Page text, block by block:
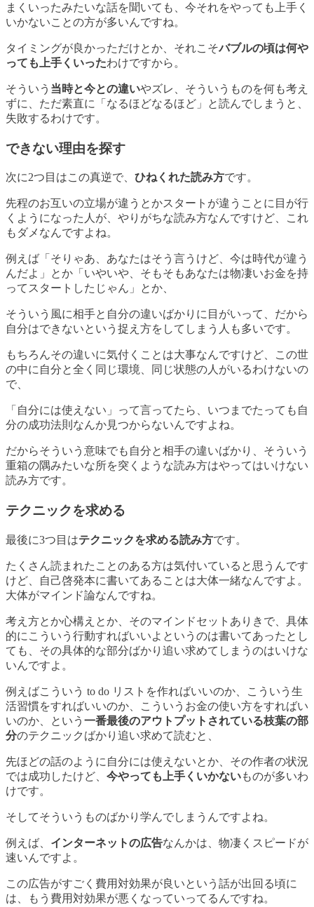
まくいったみたいな話を聞いても、 今それをやっても上手く
いかないことの方が多いんですね。
タイミングが良かっただけとか、それこそバブルの頃は何や
っても上手くいったわけですから。
そういう 当時と今との違いやズレ、そういうものを何も考え
ずに、ただ素直に「なるほどなるほど」と読んでしまうと、
失敗するわけです。
できない理由を探す
次に2つ目はこの真逆で、 ひねくれた読み方です。
先程のお互いの立場が違うとかスタートが違うことに目が行
くようになった人が、やりがちな読み方なんですけど、これ
もダメなんですよね。
例えば「そりゃあ、あなたはそう言うけど、今は時代が違う
んだよ」とか「いやいや、そもそもあなたは物凄いお金を持
ってスタートしたじゃん」とか、
そういう風に相手と自分の違いばかりに目がいって
、だから
自分はできないという捉え方をしてしまう人も多いです。
もちろんその違いに気付くことは大事なんですけど、この世
の中に 自分と全く同じ環境、同じ状態の人がいるわけないの
で、
「自分には使えない」って言ってたら、いつまでたっても自
分の成功法則なんか見つからないんですよね。
だからそういう意味でも自分と相手の違いばかり、そういう
重箱の隅みたいな所を突くような読み方はやってはいけない
読み方です。
テクニックを求める
最後に3つ目はテクニックを求める読み方です。
たくさん読まれたことのある方は気付いていると思うんです
けど、
自己啓発本に書いてあることは大体一緒なんですよ。
大体がマインド論なんですね。
考え方とか心構えとか、そのマインドセットありきで、具体
的にこういう行動すればいいよというのは書いてあったとし
ても、その具体的な部分ばかり追い求めてしまうのはいけな
いんですよ。
例えばこういう to do リストを作ればいいのか、こういう生
活習慣をすればいいのか、こういうお金の使い方をすればい
いのか、という 一番最後のアウトプットされている枝葉の部
分のテクニックばかり追い求めて読むと、
先ほどの話のように自分には使えないとか、その作者の状況
では成功したけど、 今やっても上手くいかないものが多いわ
けです。
そしてそういうものばかり学んでしまうんですよね。
例えば、 インターネットの広告なんかは、物凄くスピードが
速いんですよ。
この広告がすごく費用対効果が良いという話が出回る頃に
は、もう費用対効果が悪くなっていってるんですね。